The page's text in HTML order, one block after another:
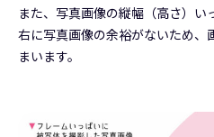
また、写真画像の縦幅（高さ）い
右に写真画像の余裕がないため、
まいます。